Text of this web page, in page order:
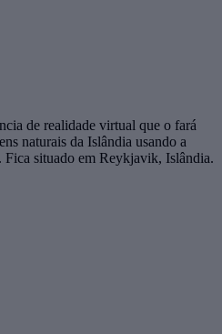
de realidade virtual que o fará
naturais da Islândia usando a
Fica situado em Reykjavik, Islândia.